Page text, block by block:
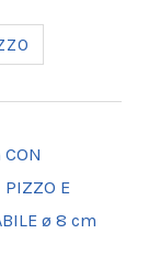
CON
PIZZO E
ø 8 cm